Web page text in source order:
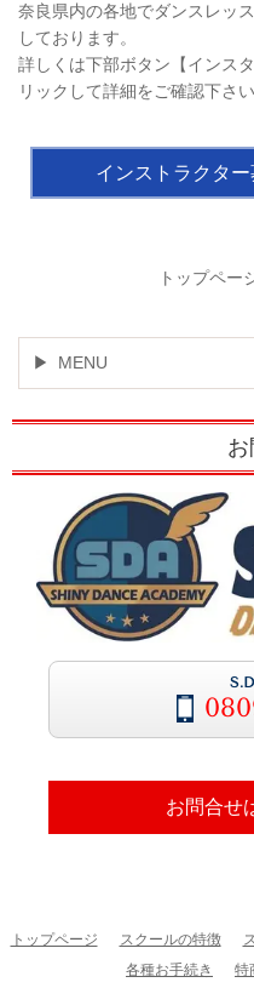
奈良県内の各地でダンスレッ
しております。
詳しくは下部ボタン【インス
リックして詳細をご確認下さい
インストラクタ
トップペー
MENU
お問合せ
トップページ スクールの特徴
各種お手続き
特